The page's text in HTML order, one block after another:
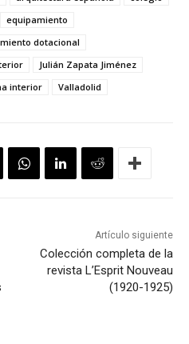
equipamiento
dotacional
Julián Zapata Jiménez
interior Valladolid
Artículo siguiente
Colección completa de la
revista L’Esprit Nouveau
(1920-1925)